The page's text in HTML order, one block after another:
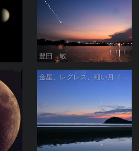
豊田 敏
金星、レグレス、細い月（７月１６日）